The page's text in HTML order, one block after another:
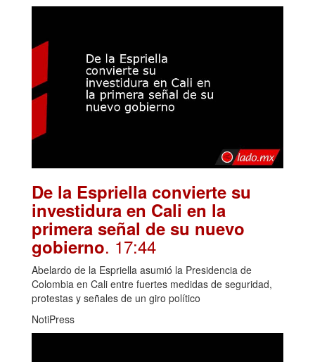
De la Espriella convierte su
investidura en Cali en la
primera señal de su nuevo
gobierno. 17:44
Abelardo de la Espriella asumió la Presidencia de
Colombia en Cali entre fuertes medidas de seguridad,
protestas y señales de un giro político
NotiPress